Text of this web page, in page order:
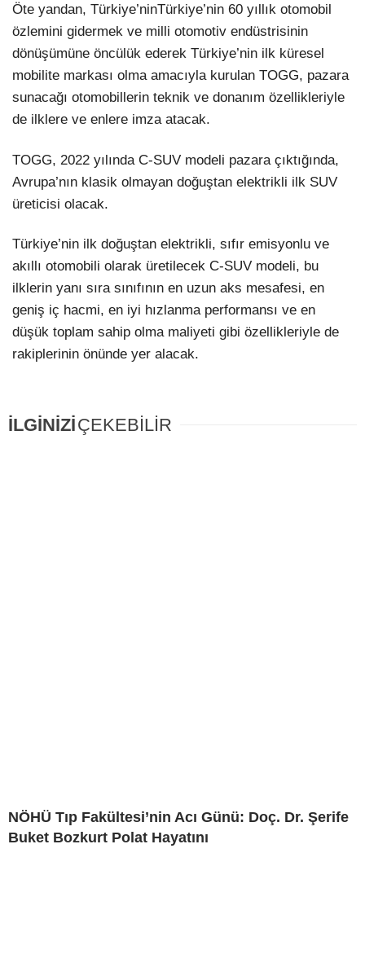
Öte yandan, Türkiye’ninTürkiye’nin 60 yıllık otomobil
özlemini gidermek ve milli otomotiv endüstrisinin
dönüşümüne öncülük ederek Türkiye’nin ilk küresel
mobilite markası olma amacıyla kurulan TOGG, pazara
sunacağı otomobillerin teknik ve donanım özellikleriyle
de ilklere ve enlere imza atacak.
TOGG, 2022 yılında C-SUV modeli pazara çıktığında,
Avrupa’nın klasik olmayan doğuştan elektrikli ilk SUV
üreticisi olacak.
Türkiye’nin ilk doğuştan elektrikli, sıfır emisyonlu ve
akıllı otomobili olarak üretilecek C-SUV modeli, bu
ilklerin yanı sıra sınıfının en uzun aks mesafesi, en
geniş iç hacmi, en iyi hızlanma performansı ve en
düşük toplam sahip olma maliyeti gibi özellikleriyle de
rakiplerinin önünde yer alacak.
İLGİNİZİÇEKEBİLİR
NÖHÜ Tıp Fakültesi’nin Acı Günü: Doç. Dr. Şerife
Buket Bozkurt Polat Hayatını